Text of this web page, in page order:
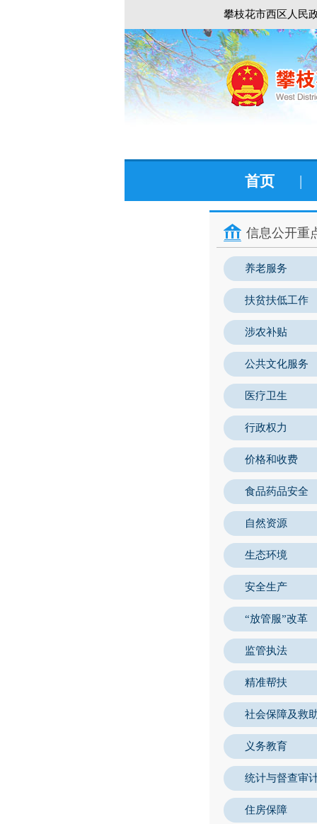
攀枝花市西区人民
首页 |
信息公开重
养老服务
扶贫扶低工作
涉农补贴
公共文化服务
医疗卫生
行政权力
价格和收费
食品药品安全
自然资源
生态环境
安全生产
“放管服”改革
监管执法
精准帮扶
社会保障及救
义务教育
统计与督查审
住房保障